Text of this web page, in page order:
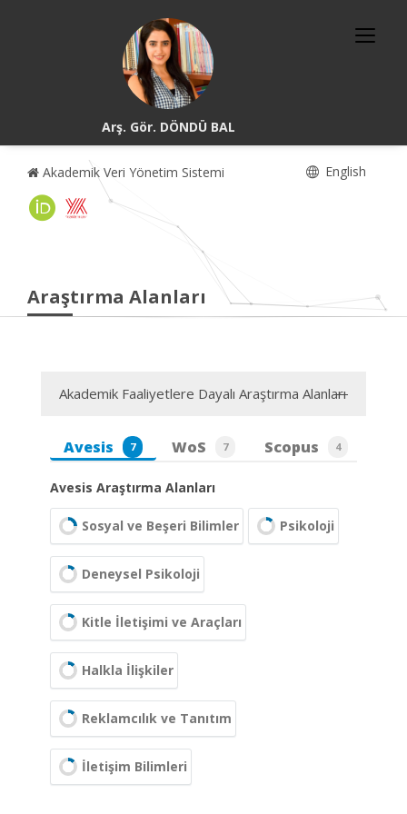
Arş. Gör. DÖNDÜ BAL
Akademik Veri Yönetim Sistemi English
Araştırma Alanları
Akademik Faaliyetlere Dayalı Araştırma Alanları
Avesis 7 WoS 7 Scopus 4
Avesis Araştırma Alanları
Sosyal ve Beşeri Bilimler Psikoloji
Deneysel Psikoloji
Kitle İletişimi ve Araçları
Halkla İlişkiler
Reklamcılık ve Tanıtım
İletişim Bilimleri